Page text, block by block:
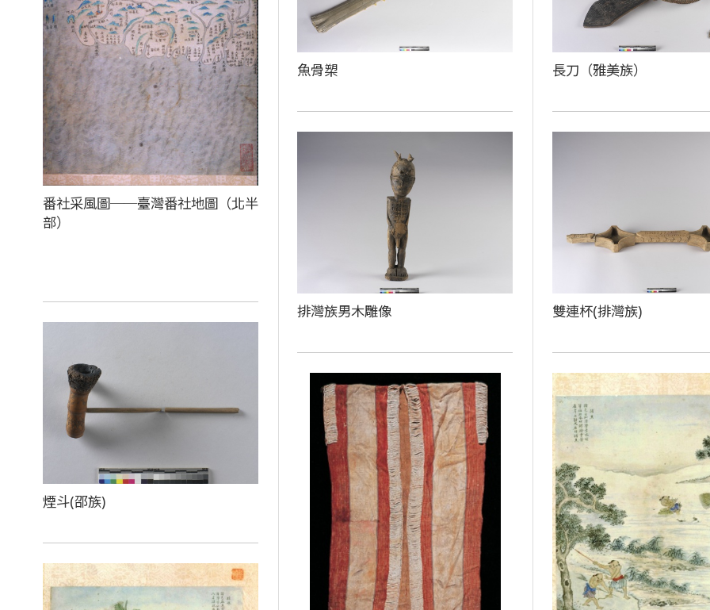
番社采風圖──臺灣番社地圖（北半
部）
魚骨槊 長刀（雅美族）
排灣族男木雕像 雙連杯(排灣族)
煙斗(邵族)